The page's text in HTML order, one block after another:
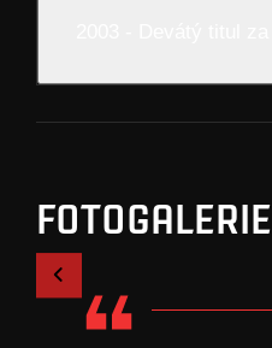
FOTOGALERIE